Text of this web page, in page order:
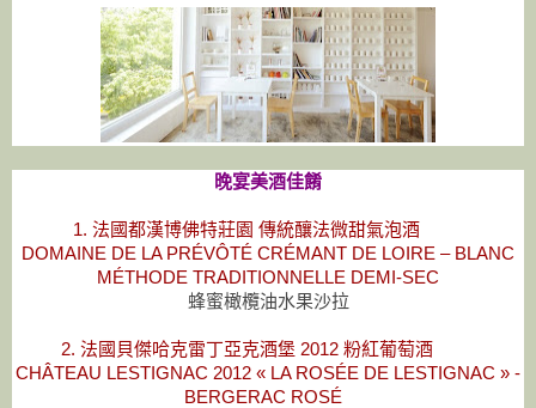
晚宴美酒佳餚
1. 法國都漢博佛特莊園 傳統釀法微甜氣泡酒
DOMAINE DE LA PRÉVÔTÉ CRÉMANT DE LOIRE – BLANC
MÉTHODE TRADITIONNELLE DEMI-SEC
蜂蜜橄欖油水果沙拉
2. 法國貝傑哈克雷丁亞克酒堡 2012 粉紅葡萄酒
CHÂTEAU LESTIGNAC 2012 « LA ROSÉE DE LESTIGNAC » -
BERGERAC ROSÉ